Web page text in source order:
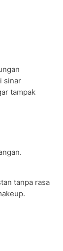
sinar
tampak
tanpa rasa